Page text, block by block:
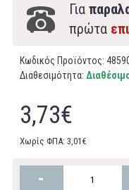
Για
πρώτα
Κωδικός Προϊόντος:
Διαθεσιμότητα:
3,73€
Χωρίς ΦΠΑ: 3,01€
-